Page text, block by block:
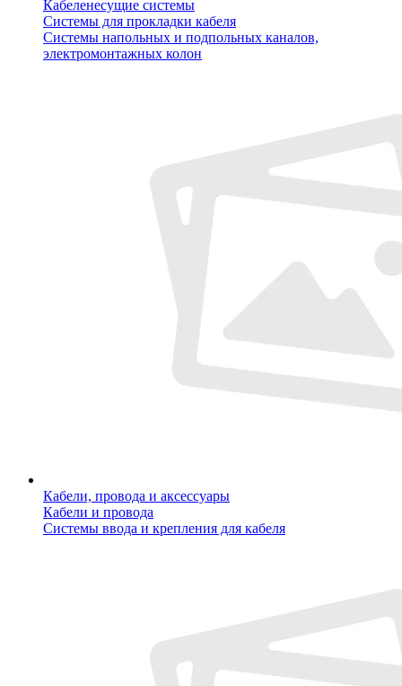
Кабеленесущие системы
Системы для прокладки кабеля
Системы напольных и подпольных каналов,
электромонтажных колон
Кабели, провода и аксессуары
Кабели и провода
Системы ввода и крепления для кабеля